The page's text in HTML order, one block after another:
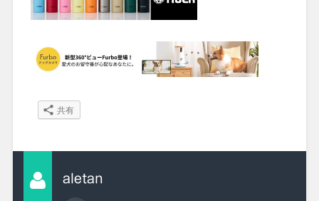
共有
aletan